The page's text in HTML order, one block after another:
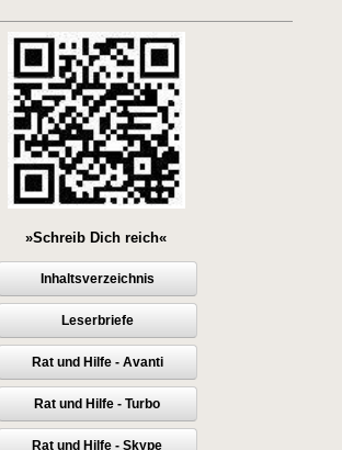
»Schreib Dich reich«
Inhaltsverzeichnis
Leserbriefe
Rat und Hilfe - Avanti
Rat und Hilfe - Turbo
Rat und Hilfe - Skype